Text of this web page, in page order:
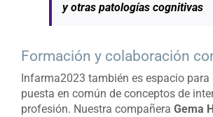
y otras patologías cognitivas
Formación y colaboración
Infarma2023 también es espacio
puesta en común de conceptos de
profesión. Nuestra compañera Gema